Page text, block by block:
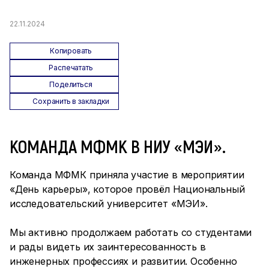
22.11.2024
Копировать
Распечатать
Поделиться
Сохранить в закладки
КОМАНДА МФМК В НИУ «МЭИ».
Команда МФМК приняла участие в мероприятии
«День карьеры», которое провёл Национальный
исследовательский университет «МЭИ».
Мы активно продолжаем работать со студентами
и рады видеть их заинтересованность в
инженерных профессиях и развитии. Особенно